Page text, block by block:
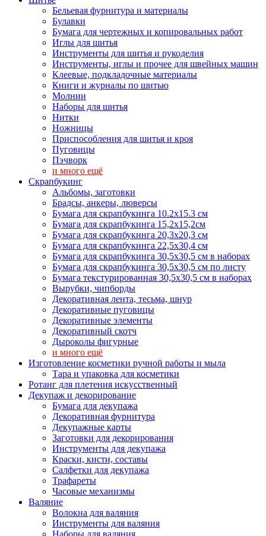
Бельевая фурнитура и материалы
Булавки
Бумага для чертежных и копировальных работ
Иглы для шитья
Инструменты для шитья и рукоделия
Инструменты, иглы и прочее для швейных машин
Клеевые, подкладочные материалы
Книги и журналы по шитью
Молнии
Наборы для шитья
Нитки
Ножницы
Приспособления для шитья и кроя
Пуговицы
Пэчворк
и много ещё
Скрапбукинг
Альбомы, заготовки
Брадсы, анкеры, люверсы
Бумага для скрапбукинга 10.2х15.3 см
Бумага для скрапбукинга 15,2х15,2см
Бумага для скрапбукинга 20,3х20,3 см
Бумага для скрапбукинга 22,5х30,4 см
Бумага для скрапбукинга 30,5х30,5 см в наборах
Бумага для скрапбукинга 30,5х30,5 см по листу
Бумага текстурированная 30,5х30,5 см в наборах
Вырубки, чипборды
Декоративная лента, тесьма, шнур
Декоративные пуговицы
Декоративные элементы
Декоративный скотч
Дыроколы фигурные
и много ещё
Изготовление косметики ручной работы и мыла
Тара и упаковка для косметики
Ротанг для плетения искусственный
Декупаж и декорирование
Бумага для декупажа
Декоративная фурнитура
Декупажные карты
Заготовки для декорирования
Инструменты для декупажа
Краски, кисти, составы
Салфетки для декупажа
Трафареты
Часовые механизмы
Валяние
Волокна для валяния
Инструменты для валяния
Наборы для валяния